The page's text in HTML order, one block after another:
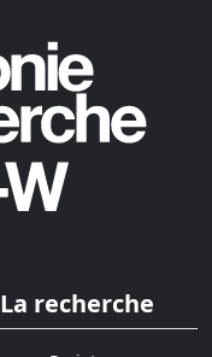
La recherche